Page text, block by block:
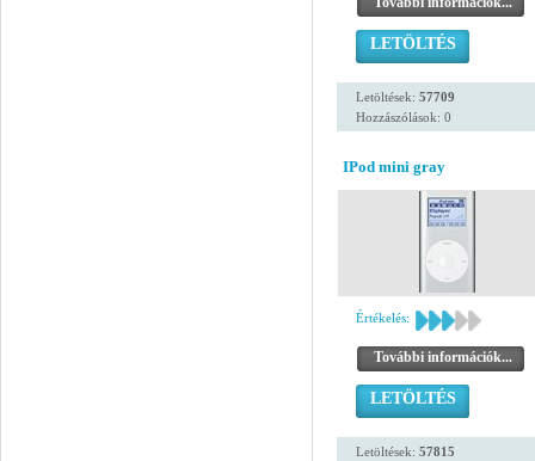
LETÖLTÉS
Letöltések: 57709
Hozzászólások: 0
IPod mini gray
Értékelés:
További információk...
LETÖLTÉS
Letöltések: 57815